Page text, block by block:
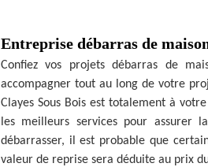
Entreprise débarras de
Confiez vos projets débarras de
accompagner tout au long de votre
Clayes Sous Bois est totalement à
les meilleurs services pour assurer
débarrasser, il est probable que
valeur de reprise sera déduite au prix